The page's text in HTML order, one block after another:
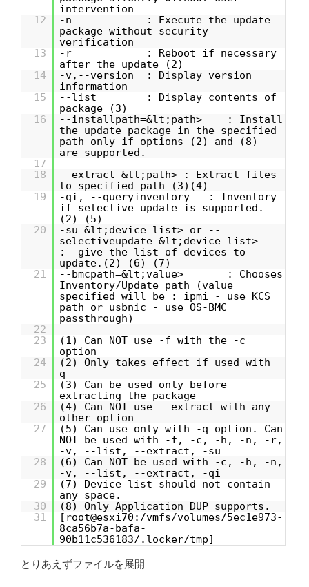
intervention
12
-n : Execute the update
package without security
verification
13
-r : Reboot if necessary
after the update (2)
14
-v,--version : Display version
information
15
--list : Display contents of
package (3)
16
--installpath=&lt;path> : Install
the update package in the specified
path only if options (2) and (8)
are supported.
17
18
--extract &lt;path> : Extract files
to specified path (3)(4)
19
-qi, --queryinventory : Inventory
if selective update is supported.
(2) (5)
20
-su=&lt;device list> or --
selectiveupdate=&lt;device list>
: give the list of devices to
update.(2) (6) (7)
21
--bmcpath=&lt;value> : Chooses
Inventory/Update path (value
specified will be : ipmi - use KCS
path or usbnic - use OS-BMC
passthrough)
22
23
(1) Can NOT use -f with the -c
option
24
(2) Only takes effect if used with -
q
25
(3) Can be used only before
extracting the package
26
(4) Can NOT use --extract with any
other option
27
(5) Can use only with -q option. Can
NOT be used with -f, -c, -h, -n, -r,
-v, --list, --extract, -su
28
(6) Can NOT be used with -c, -h, -n,
-v, --list, --extract, -qi
29
(7) Device list should not contain
any space.
30
(8) Only Application DUP supports.
31
[root@esxi70:/vmfs/volumes/5ec1e973-
8ca56b7a-bafa-
90b11c536183/.locker/tmp]
とりあえずファイルを展開